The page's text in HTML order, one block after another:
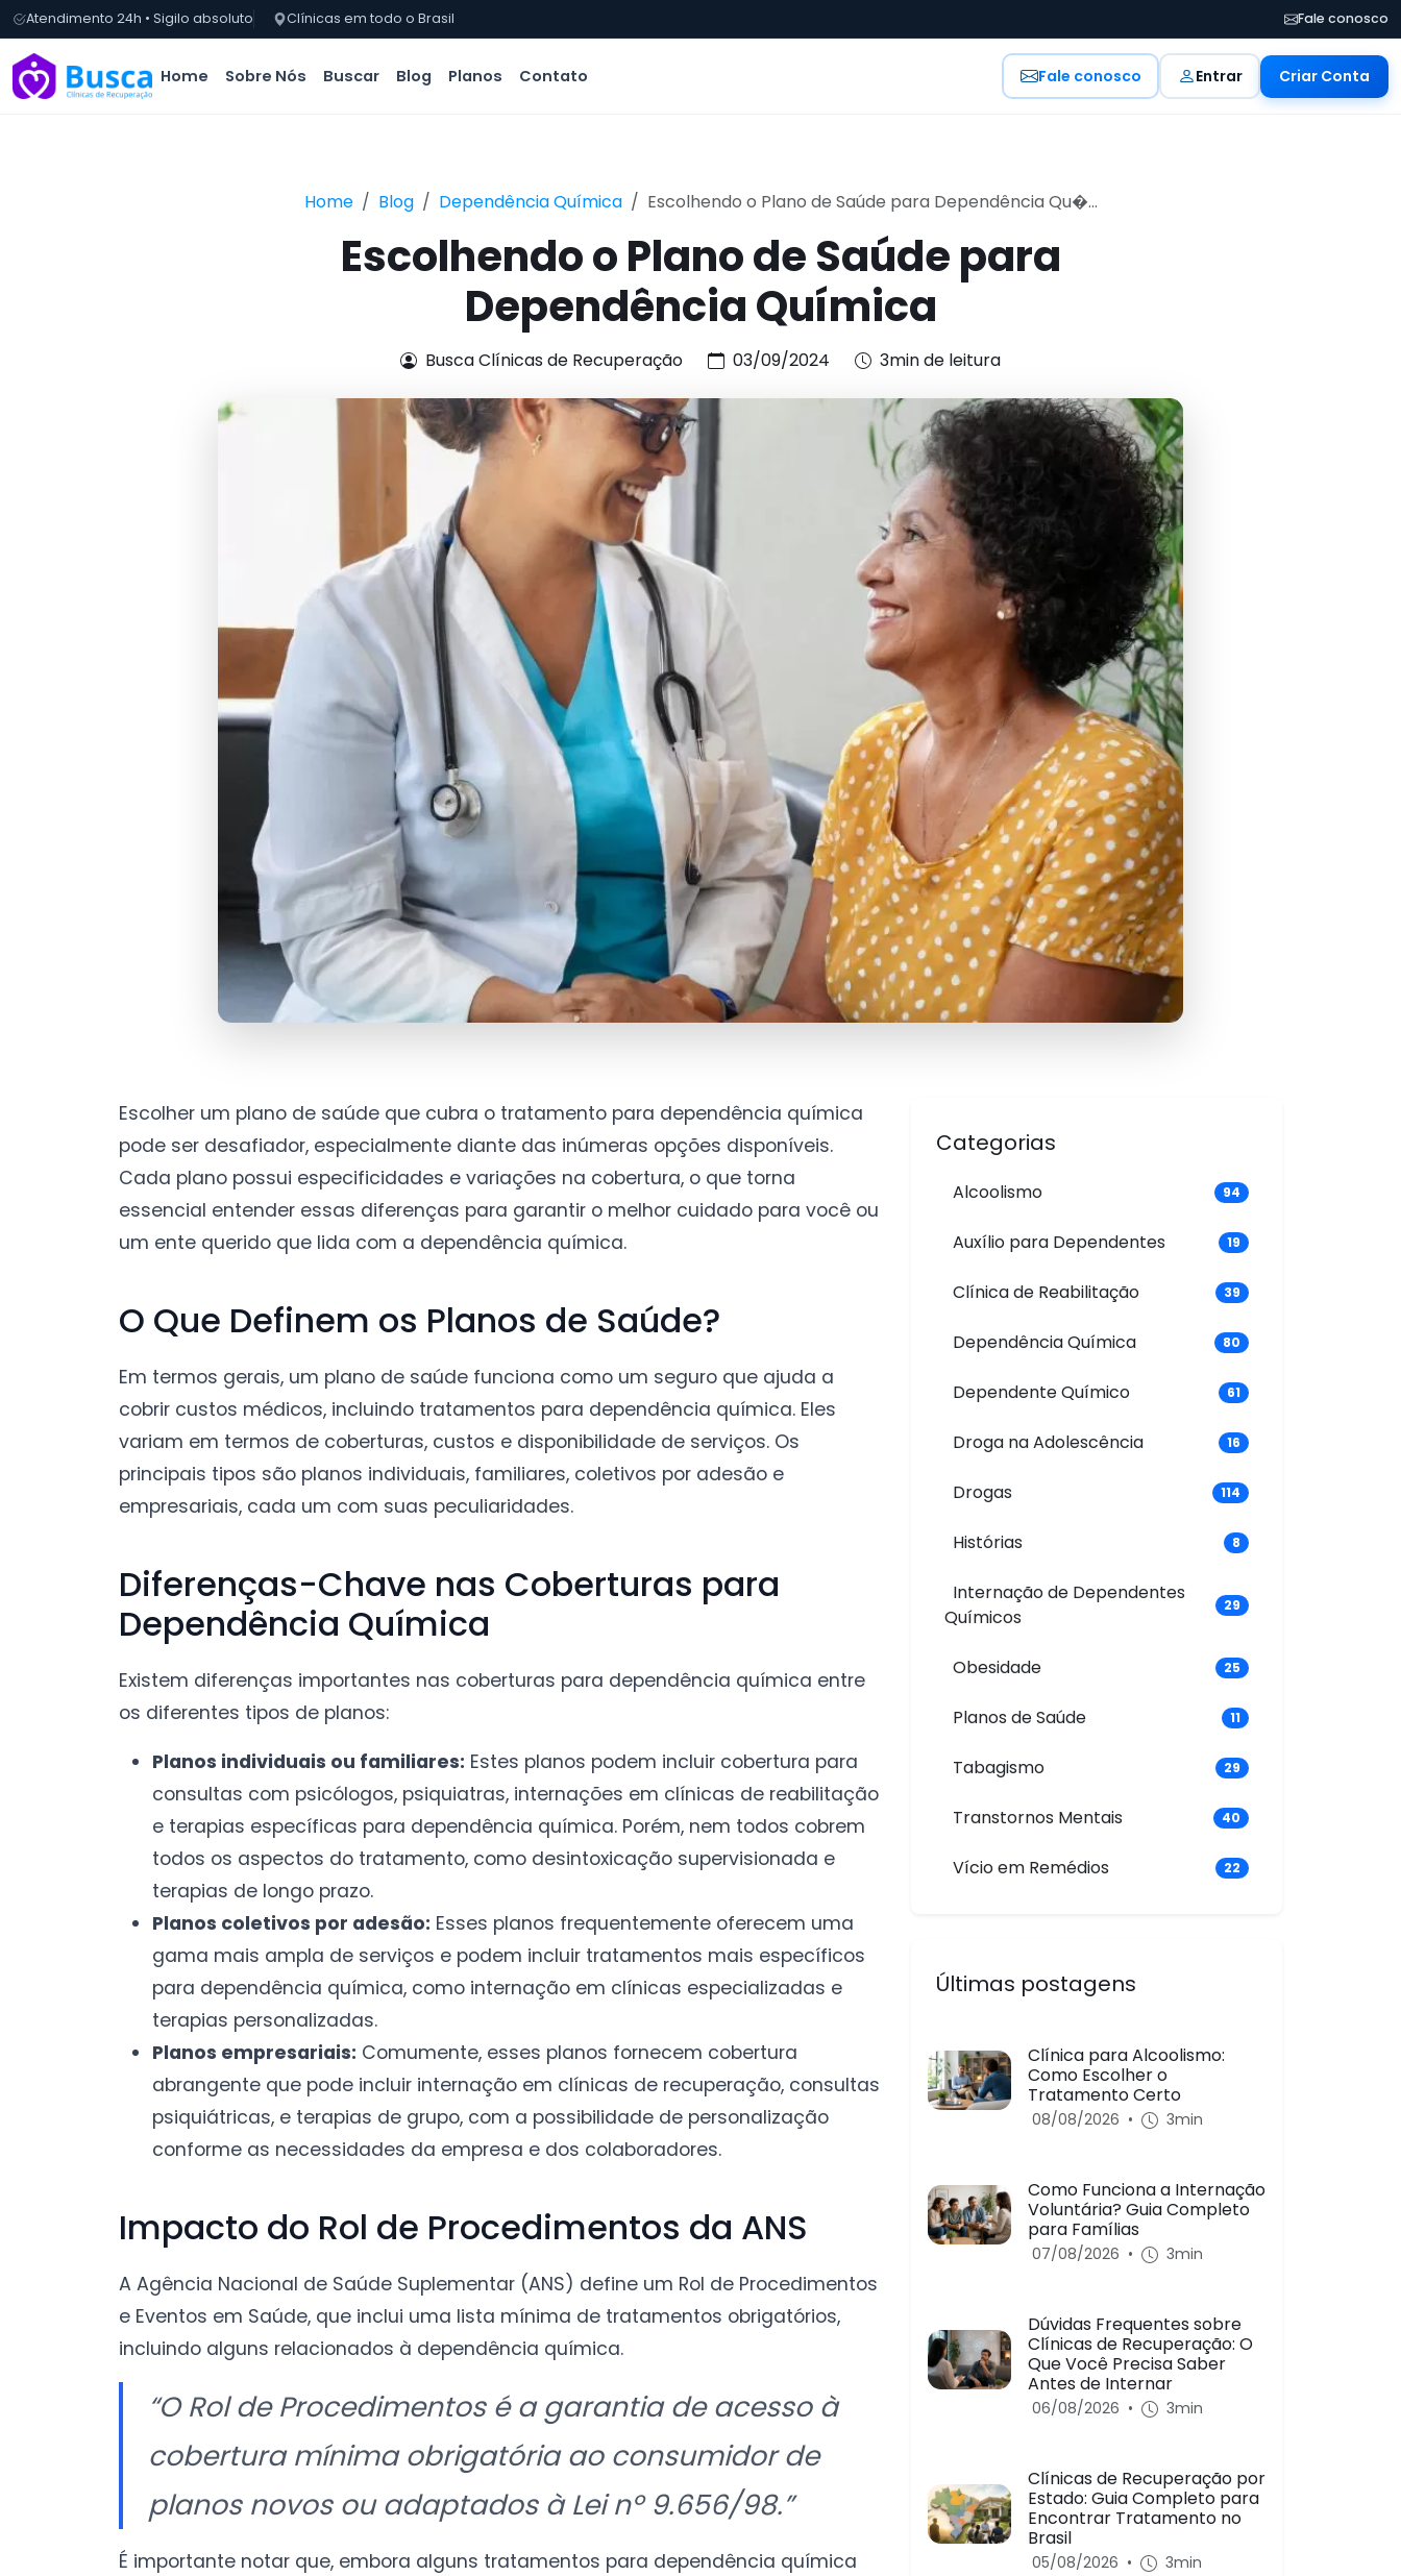
Atendimento 24h • Sigilo absoluto Clínicas em todo o Brasil Fale conosco
Home Sobre Nós Buscar Blog Planos Contato Fale conosco Entrar Criar Conta
Home Blog Dependência Química Escolhendo o Plano de Saúde para Dependência Qu�...
Escolhendo o Plano de Saúde para
Dependência Química
Busca Clínicas de Recuperação 03/09/2024 3min de leitura
Escolher um plano de saúde que cubra o tratamento para dependência química
pode ser desafiador, especialmente diante das inúmeras opções disponíveis.
Cada plano possui especificidades e variações na cobertura, o que torna
essencial entender essas diferenças para garantir o melhor cuidado para você ou
um ente querido que lida com a dependência química.
O Que Definem os Planos de Saúde?
Em termos gerais, um plano de saúde funciona como um seguro que ajuda a
cobrir custos médicos, incluindo tratamentos para dependência química. Eles
variam em termos de coberturas, custos e disponibilidade de serviços. Os
principais tipos são planos individuais, familiares, coletivos por adesão e
empresariais, cada um com suas peculiaridades.
Diferenças-Chave nas Coberturas para
Dependência Química
Existem diferenças importantes nas coberturas para dependência química entre
os diferentes tipos de planos:
Planos individuais ou familiares: Estes planos podem incluir cobertura para
consultas com psicólogos, psiquiatras, internações em clínicas de reabilitação
e terapias específicas para dependência química. Porém, nem todos cobrem
todos os aspectos do tratamento, como desintoxicação supervisionada e
terapias de longo prazo.
Planos coletivos por adesão: Esses planos frequentemente oferecem uma
gama mais ampla de serviços e podem incluir tratamentos mais específicos
para dependência química, como internação em clínicas especializadas e
terapias personalizadas.
Planos empresariais: Comumente, esses planos fornecem cobertura
abrangente que pode incluir internação em clínicas de recuperação, consultas
psiquiátricas, e terapias de grupo, com a possibilidade de personalização
conforme as necessidades da empresa e dos colaboradores.
Impacto do Rol de Procedimentos da ANS
A Agência Nacional de Saúde Suplementar (ANS) define um Rol de Procedimentos
e Eventos em Saúde, que inclui uma lista mínima de tratamentos obrigatórios,
incluindo alguns relacionados à dependência química.
“O Rol de Procedimentos é a garantia de acesso à
cobertura mínima obrigatória ao consumidor de
planos novos ou adaptados à Lei nº 9.656/98.”
É importante notar que, embora alguns tratamentos para dependência química
Categorias
Alcoolismo 94
Auxílio para Dependentes 19
Clínica de Reabilitação 39
Dependência Química 80
Dependente Químico 61
Droga na Adolescência 16
Drogas 114
Histórias 8
Internação de Dependentes
Químicos
29
Obesidade 25
Planos de Saúde 11
Tabagismo 29
Transtornos Mentais 40
Vício em Remédios 22
Últimas postagens
Clínica para Alcoolismo:
Como Escolher o
Tratamento Certo
08/08/2026 • 3min
Como Funciona a Internação
Voluntária? Guia Completo
para Famílias
07/08/2026 • 3min
Dúvidas Frequentes sobre
Clínicas de Recuperação: O
Que Você Precisa Saber
Antes de Internar
06/08/2026 • 3min
Clínicas de Recuperação por
Estado: Guia Completo para
Encontrar Tratamento no
Brasil
05/08/2026 • 3min